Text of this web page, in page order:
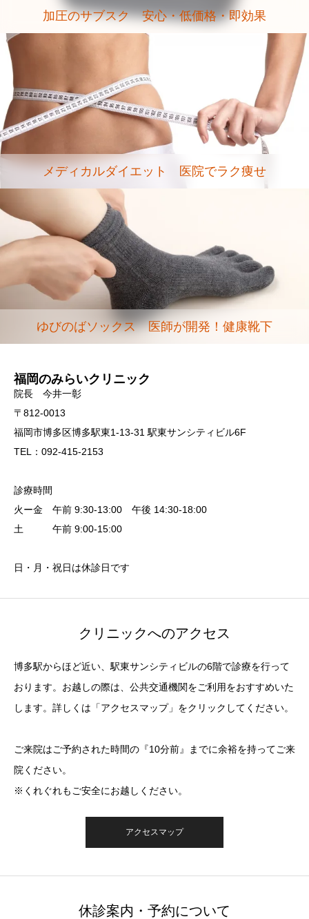
加圧のサブスク 安心・低価格・即効果
メディカルダイエット 医院でラク痩せ
ゆびのばソックス 医師が開発！健康靴下
福岡のみらいクリニック
院長 今井一彰
〒812-0013
福岡市博多区博多駅東1-13-31 駅東サンシティビル6F
TEL：092-415-2153
診療時間
火ー金 午前 9:30-13:00 午後 14:30-18:00
土 午前 9:00-15:00
日・月・祝日は休診日です
クリニックへのアクセス
博多駅からほど近い、駅東サンシティビルの6階で診療を行って
おります。お越しの際は、公共交通機関をご利用をおすすめいた
します。詳しくは「アクセスマップ」をクリックしてください。
ご来院はご予約された時間の『10分前』までに余裕を持ってご来
院ください。
※くれぐれもご安全にお越しください。
アクセスマップ
休診案内・予約について